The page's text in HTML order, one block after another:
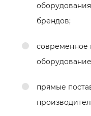
брендов;
современное
прямые